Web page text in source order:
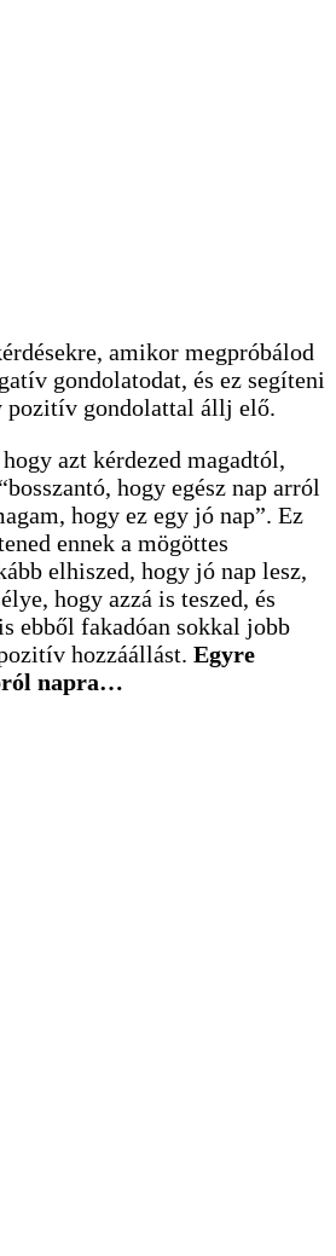
amikor megpróbálod
gondolatodat, és ez segíteni
pozitív gondolattal állj elő.
azt kérdezed magadtól,
hogy egész nap arról
hogy ez egy jó nap”. Ez
ennek a mögöttes
elhiszed, hogy jó nap lesz,
hogy azzá is teszed, és
ebből fakadóan sokkal jobb
hozzáállást. Egyre
napra…